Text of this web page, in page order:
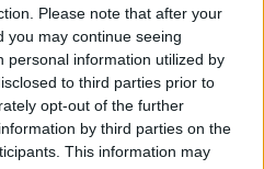
Please note that after your
you may continue seeing
personal information utilized by
to third parties prior to
opt-out of the further
by third parties on the
This information may